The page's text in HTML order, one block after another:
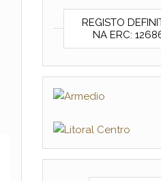
REGISTO
NA ERC: